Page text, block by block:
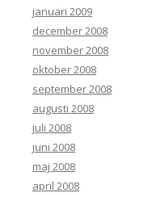
januari 2009
december 2008
november 2008
oktober 2008
september 2008
augusti 2008
juli 2008
juni 2008
maj 2008
april 2008